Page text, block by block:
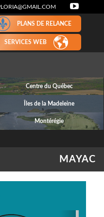
PLANS DE RELANCE
SERVICES WEB
Centre du Québec
Îles de la Madeleine
Montérégie
MAYAC